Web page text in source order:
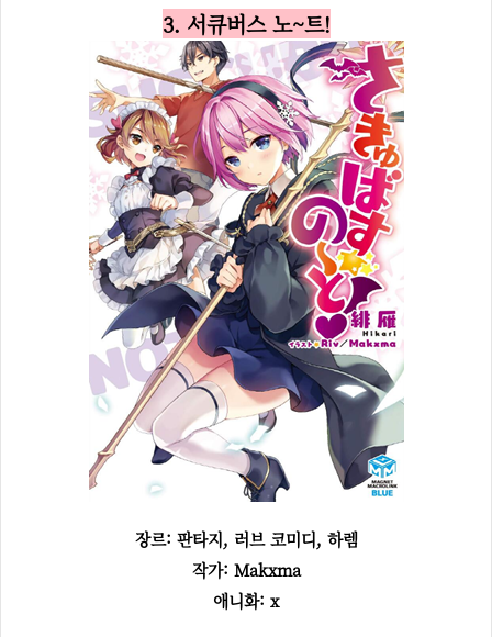
3. 서큐버스 노~트!
장르: 판타지, 러브 코미디, 하렘
작가: Makxma
애니화: x